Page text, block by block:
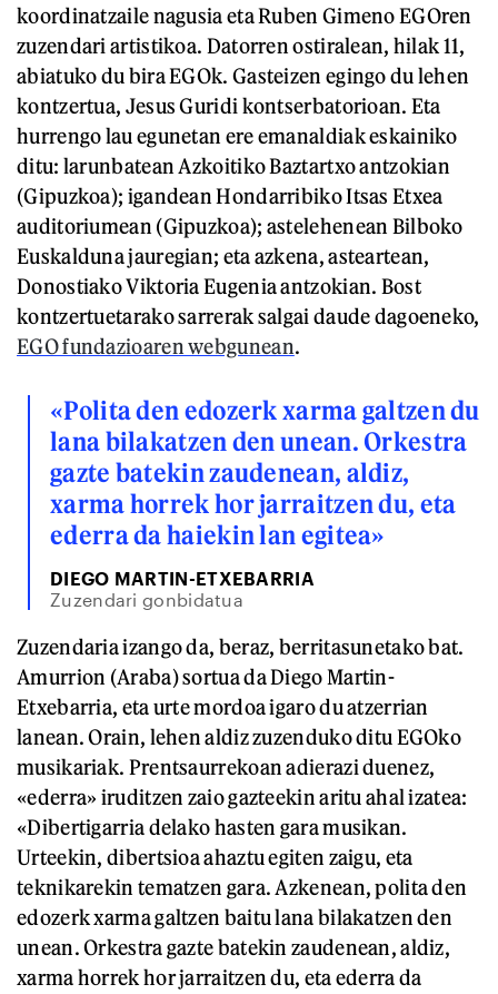
koordinatzaile nagusia eta Ruben Gimeno EGOren
zuzendari artistikoa. Datorren ostiralean, hilak 11,
abiatuko du bira EGOk. Gasteizen egingo du lehen
kontzertua, Jesus Guridi kontserbatorioan. Eta
hurrengo lau egunetan ere emanaldiak eskainiko
ditu: larunbatean Azkoitiko Baztartxo antzokian
(Gipuzkoa); igandean Hondarribiko Itsas Etxea
auditoriumean (Gipuzkoa); astelehenean Bilboko
Euskalduna jauregian; eta azkena, asteartean,
Donostiako Viktoria Eugenia antzokian. Bost
kontzertuetarako sarrerak salgai daude dagoeneko,
EGO fundazioaren webgunean.
«Polita den edozerk xarma galtzen du
lana bilakatzen den unean. Orkestra
gazte batekin zaudenean, aldiz,
xarma horrek hor jarraitzen du, eta
ederra da haiekin lan egitea»
DIEGO MARTIN-ETXEBARRIA
Zuzendari gonbidatua
Zuzendaria izango da, beraz, berritasunetako bat.
Amurrion (Araba) sortua da Diego Martin-
Etxebarria, eta urte mordoa igaro du atzerrian
lanean. Orain, lehen aldiz zuzenduko ditu EGOko
musikariak. Prentsaurrekoan adierazi duenez,
«ederra» iruditzen zaio gazteekin aritu ahal izatea:
«Dibertigarria delako hasten gara musikan.
Urteekin, dibertsioa ahaztu egiten zaigu, eta
teknikarekin tematzen gara. Azkenean, polita den
edozerk xarma galtzen baitu lana bilakatzen den
unean. Orkestra gazte batekin zaudenean, aldiz,
xarma horrek hor jarraitzen du, eta ederra da